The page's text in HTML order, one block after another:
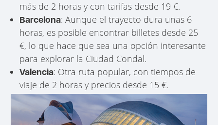
más de 2 horas y con tarifas desde 19 €.
Barcelona: Aunque el trayecto dura unas 6
horas, es posible encontrar billetes desde 25
€, lo que hace que sea una opción interesante
para explorar la Ciudad Condal.
Valencia: Otra ruta popular, con tiempos de
viaje de 2 horas y precios desde 15 €.